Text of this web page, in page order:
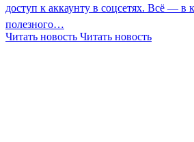
доступ к аккаунту в соцсетях. Всё — в
полезного…
Читать новость Читать новость